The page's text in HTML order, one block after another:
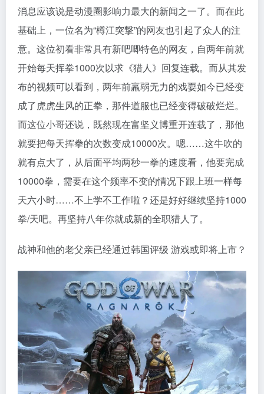
消息应该说是动漫圈影响力最大的新闻之一了。而在此
基础上，一位名为“樽江突撃”的网友也引起了众人的注
意。这位初看非常具有新吧唧特色的网友，自两年前就
开始每天挥拳1000次以求《猎人》回复连载。而从其发
布的视频可以看到，两年前羸弱无力的戏耍如今已经变
成了虎虎生风的正拳，那件道服也已经变得破破烂烂。
而这位小哥还说，既然现在富坚义博重开连载了，那他
就要把每天挥拳的次数变成10000次。嗯……这牛吹的
就有点大了，从后面平均两秒一拳的速度看，他要完成
10000拳，需要在这个频率不变的情况下跟上班一样每
天六小时……不上学不工作啦？还是好好继续坚持1000
拳/天吧。再坚持八年你就成新的全职猎人了。
战神和他的老父亲已经通过韩国评级 游戏或即将上市？